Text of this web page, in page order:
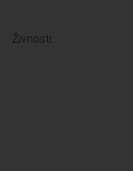
Živnosti: